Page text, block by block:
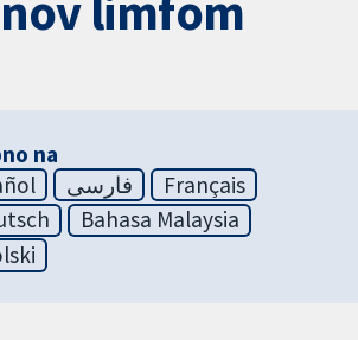
na
فارسی
Français
Bahasa Malaysia